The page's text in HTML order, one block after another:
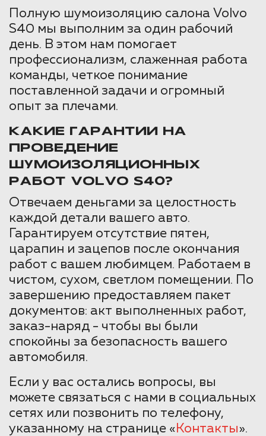
Полную шумоизоляцию салона Volvo
S40 мы выполним за один рабочий
день. В этом нам помогает
профессионализм, слаженная работа
команды, четкое понимание
поставленной задачи и огромный
опыт за плечами.
КАКИЕ ГАРАНТИИ НА
ПРОВЕДЕНИЕ
ШУМОИЗОЛЯЦИОННЫХ
РАБОТ VOLVO S40?
Отвечаем деньгами за целостность
каждой детали вашего авто.
Гарантируем отсутствие пятен,
царапин и зацепов после окончания
работ с вашем любимцем. Работаем в
чистом, сухом, светлом помещении. По
завершению предоставляем пакет
документов: акт выполненных работ,
заказ-наряд - чтобы вы были
спокойны за безопасность вашего
автомобиля.
Если у вас остались вопросы, вы
можете связаться с нами в социальных
сетях или позвонить по телефону,
указанному на странице «Контакты».